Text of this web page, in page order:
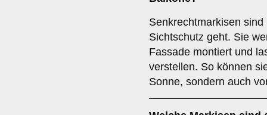
Senkrechtmarkisen
Sichtschutz geht. Sie
Fassade montiert und
verstellen. So können
Sonne, sondern auch